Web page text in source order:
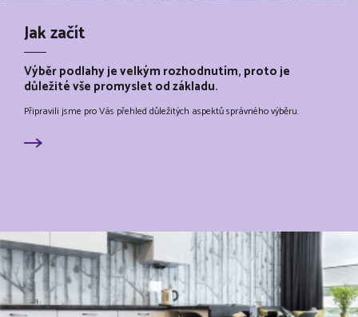
Jak začít
Výběr podlahy je velkým rozhodnutím, proto je
důležité vše promyslet od základu.
Připravili jsme pro Vás přehled důležitých aspektů správného výběru.